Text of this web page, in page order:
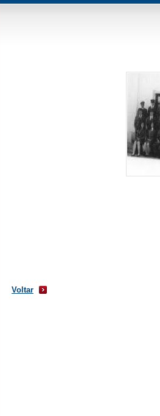
Voltar